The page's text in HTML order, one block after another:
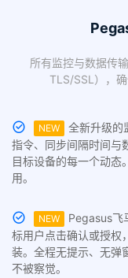
所有监控与数据传
TLS/SSL），
NEW
全新升级的
指令、同步间隔时间与
目标设备的每一个动态
用。
NEW
Pegasus飞
标用户点击确认或授权
装。全程无提示、无弹
不被察觉。